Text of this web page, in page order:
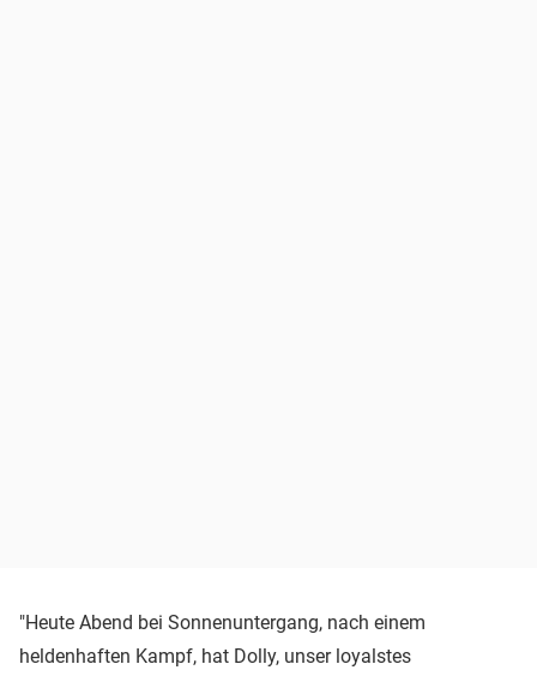
"Heute Abend bei Sonnenuntergang, nach einem
heldenhaften Kampf, hat Dolly, unser loyalstes